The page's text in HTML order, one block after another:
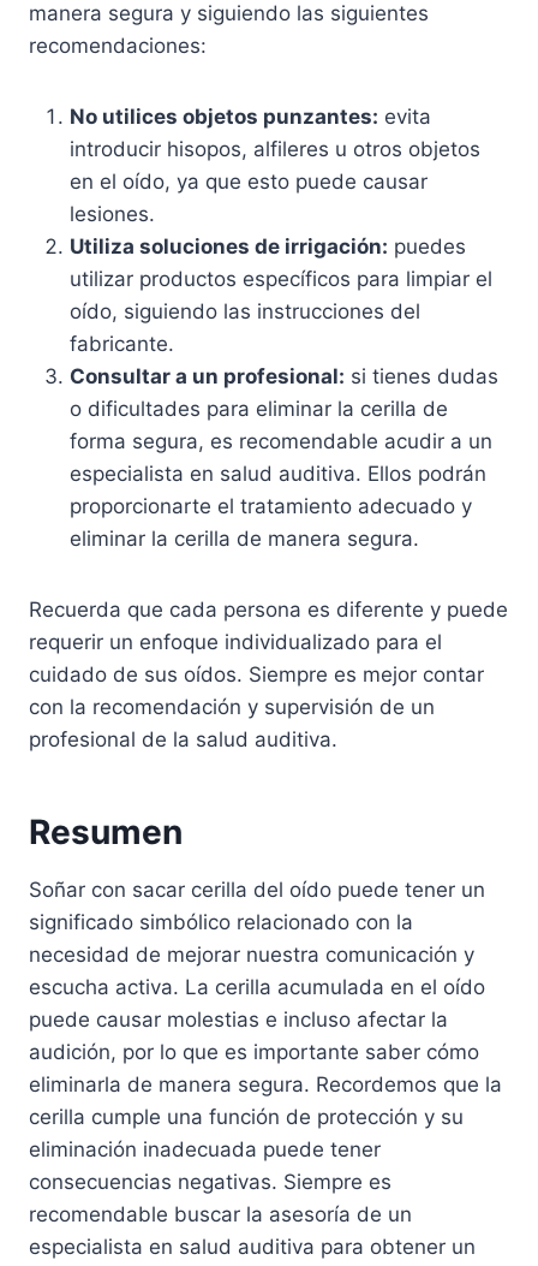
manera segura y siguiendo las siguientes
recomendaciones:
No utilices objetos punzantes: evita
introducir hisopos, alfileres u otros objetos
en el oído, ya que esto puede causar
lesiones.
Utiliza soluciones de irrigación: puedes
utilizar productos específicos para limpiar el
oído, siguiendo las instrucciones del
fabricante.
Consultar a un profesional: si tienes dudas
o dificultades para eliminar la cerilla de
forma segura, es recomendable acudir a un
especialista en salud auditiva. Ellos podrán
proporcionarte el tratamiento adecuado y
eliminar la cerilla de manera segura.
Recuerda que cada persona es diferente y puede
requerir un enfoque individualizado para el
cuidado de sus oídos. Siempre es mejor contar
con la recomendación y supervisión de un
profesional de la salud auditiva.
Resumen
Soñar con sacar cerilla del oído puede tener un
significado simbólico relacionado con la
necesidad de mejorar nuestra comunicación y
escucha activa. La cerilla acumulada en el oído
puede causar molestias e incluso afectar la
audición, por lo que es importante saber cómo
eliminarla de manera segura. Recordemos que la
cerilla cumple una función de protección y su
eliminación inadecuada puede tener
consecuencias negativas. Siempre es
recomendable buscar la asesoría de un
especialista en salud auditiva para obtener un